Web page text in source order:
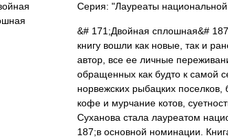
Серия: "Лауреаты
&# 171;Двойная сплошная&#
книгу вошли как новые, так и
автор, все ее личные
обращенных как будто к самой
норвежских рыбацких поселков,
кофе и мурчание котов,
Суханова стала лауреатом
187;в основной номинации.